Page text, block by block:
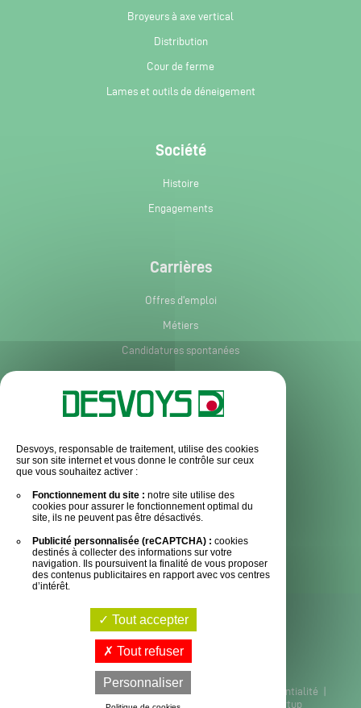
Broyeurs à axe vertical
Distribution
Cour de ferme
Lames et outils de déneigement
Société
Histoire
Engagements
Carrières
Offres d'emploi
Métiers
Candidatures spontanées
Services et informations
Service après-vente
Pièces détachées
Actualités
Espace Presse
Contact
|Mentions légales| Politique de confidentialité
Exercez vos droits|Cookies Conception Startup
Desvoys, responsable de traitement, utilise des cookies
sur son site internet et vous donne le contrôle sur ceux
que vous souhaitez activer :
Fonctionnement du site : notre site utilise des
cookies pour assurer le fonctionnement optimal du
site, ils ne peuvent pas être désactivés.
Publicité personnalisée (reCAPTCHA) : cookies
destinés à collecter des informations sur votre
navigation. Ils poursuivent la finalité de vous proposer
des contenus publicitaires en rapport avec vos centres
d’intérêt.
Tout accepter
Tout refuser
Personnaliser